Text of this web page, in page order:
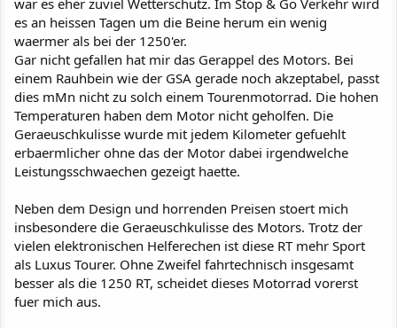
es an heissen Tagen um die Beine herum ein wenig
waermer als bei der 1250'er.
Gar nicht gefallen hat mir das Gerappel des Motors. Bei
einem Rauhbein wie der GSA gerade noch akzeptabel, passt
dies mMn nicht zu solch einem Tourenmotorrad. Die hohen
Temperaturen haben dem Motor nicht geholfen. Die
Geraeuschkulisse wurde mit jedem Kilometer gefuehlt
erbaermlicher ohne das der Motor dabei irgendwelche
Leistungsschwaechen gezeigt haette.
Neben dem Design und horrenden Preisen stoert mich
insbesondere die Geraeuschkulisse des Motors. Trotz der
vielen elektronischen Helferechen ist diese RT mehr Sport
als Luxus Tourer. Ohne Zweifel fahrtechnisch insgesamt
besser als die 1250 RT, scheidet dieses Motorrad vorerst
fuer mich aus.